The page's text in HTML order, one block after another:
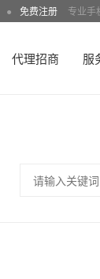
● 免费注册 专业手
代理招商 服